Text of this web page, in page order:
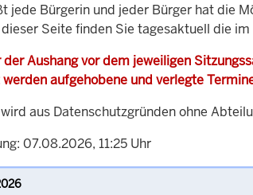
jede Bürgerin und jeder Bürger hat die
Seite finden Sie tagesaktuell die
Aushang vor dem jeweiligen
aufgehobene und verlegte
aus Datenschutzgründen ohne
07.08.2026, 11:25 Uhr